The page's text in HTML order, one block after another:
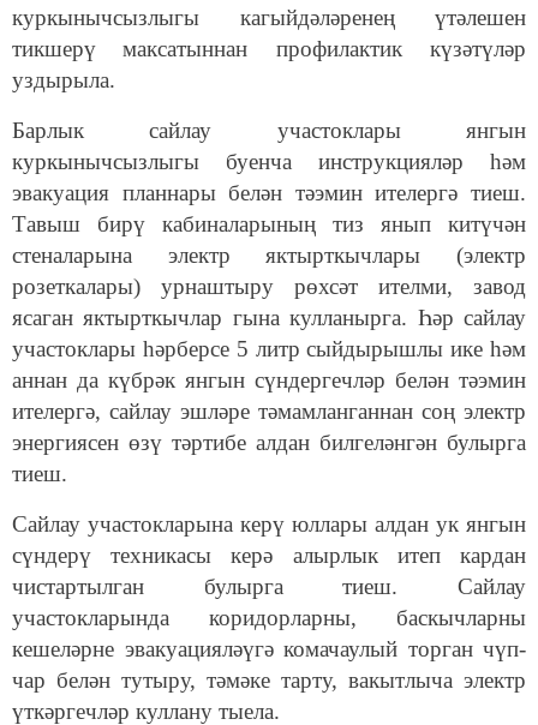
куркынычсызлыгы кагыйдәләренең үтәлешен
тикшерү
максатыннан профилактик күзәтүләр
уздырыла.
Барлык сайлау участоклары янгын
куркынычсызлыгы буенча инструкцияләр һәм
эвакуация планнары белән тәэмин ителергә тиеш.
Тавыш бирү кабиналарының тиз янып китүчән
стеналарына электр яктырткычлары (электр
розеткалары) урнаштыру рөхсәт ителми, завод
ясаган яктырткычлар гына кулланырга. Һәр сайлау
участоклары һәрберсе 5 литр сыйдырышлы ике һәм
аннан да күбрәк янгын сүндергечләр белән тәэмин
ителергә, сайлау эшләре тәмамланганнан соң электр
энергиясен өзү тәртибе алдан билгеләнгән булырга
тиеш.
Сайлау участокларына керү юллары алдан ук янгын
сүндерү техникасы керә алырлык итеп кардан
чистартылган булырга тиеш. Сайлау
участокларында коридорларны, баскычларны
кешеләрне эвакуацияләүгә комачаулый торган чүп-
чар белән тутыру, тәмәке тарту, вакытлыча электр
үткәргечләр куллану тыела.